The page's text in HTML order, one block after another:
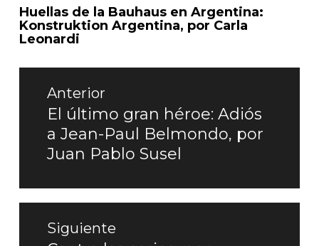
Huellas de la Bauhaus en Argentina:
Konstruktion Argentina, por Carla
Leonardi
Navegación
entradas
Anterior
Entrada
anterior:
El último gran héroe: Adiós
a Jean-Paul Belmondo, por
Juan Pablo Susel
Siguiente